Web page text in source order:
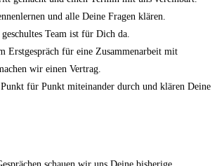
und alle Deine Fragen klären.
Team ist für Dich da.
Erstgespräch für eine Zusammenarbeit mit
wir einen Vertrag.
für Punkt miteinander durch und klären Deine